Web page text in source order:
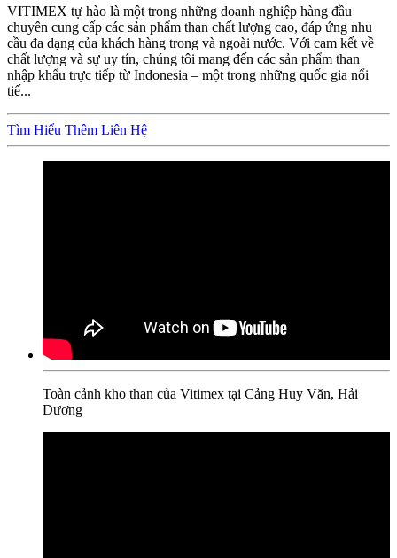
VITIMEX tự hào là một trong những doanh nghiệp hàng đầu
chuyên cung cấp các sản phẩm than chất lượng cao, đáp ứng nhu
cầu đa dạng của khách hàng trong và ngoài nước. Với cam kết về
chất lượng và sự uy tín, chúng tôi mang đến các sản phẩm than
nhập khẩu trực tiếp từ Indonesia – một trong những quốc gia nổi
tiế...
Tìm Hiểu Thêm Liên Hệ
Toàn cảnh kho than của Vitimex tại Cảng Huy Văn, Hải
Dương